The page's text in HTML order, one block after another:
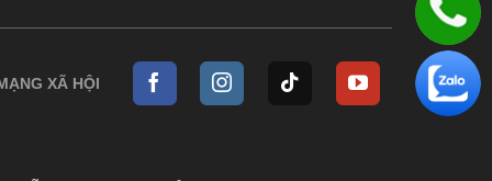
XÃ HỘI